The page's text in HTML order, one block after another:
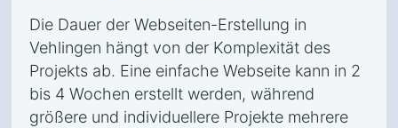
Die Dauer der Webseiten-Erstellung in
Vehlingen hängt von der Komplexität des
Projekts ab. Eine einfache Webseite kann in 2
bis 4 Wochen erstellt werden, während
größere und individuellere Projekte mehrere